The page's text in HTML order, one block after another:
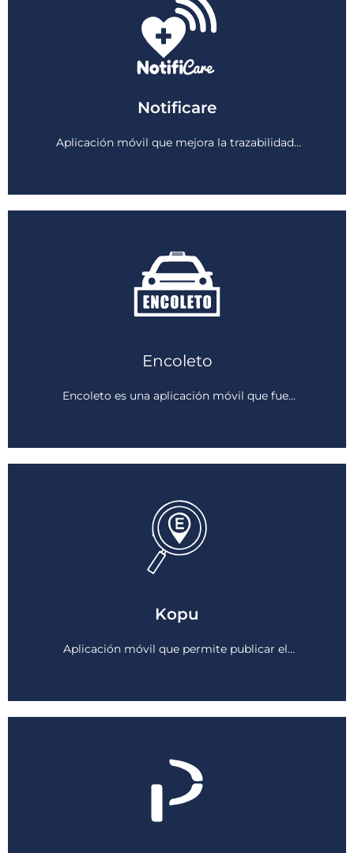
Notificare
Aplicación móvil que mejora la trazabilidad…
Ver más
Encoleto
Encoleto es una aplicación móvil que fue…
Ver más
Kopu
Aplicación móvil que permite publicar el…
Ver más